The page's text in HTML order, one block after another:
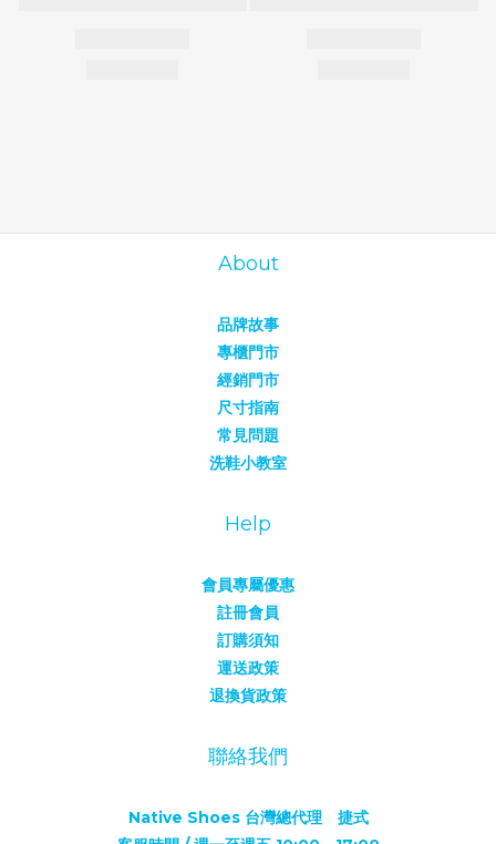
About
品牌故事
專櫃門市
經銷門市
尺寸指南
常見問題
洗鞋小教室
Help
會員專屬優惠
註冊會員
訂購須知
運送政策
退換貨政策
聯絡我們
Native Shoes 台灣總代理 捷式